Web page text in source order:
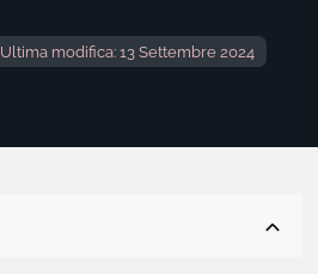
Ultima modifica: 13 Settembre 2024